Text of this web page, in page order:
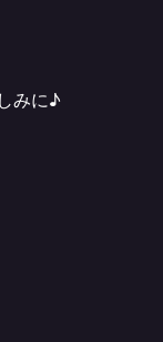
みに♪